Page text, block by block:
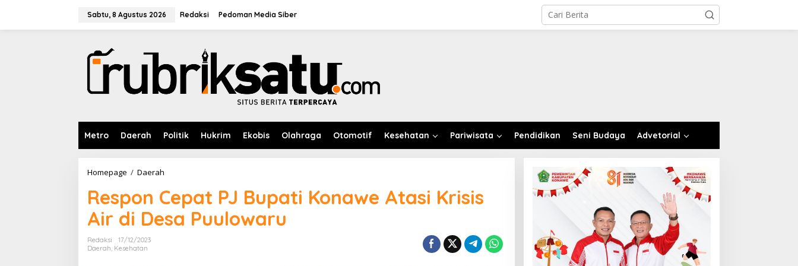
Sabtu, 8 Agustus 2026 Redaksi Pedoman Media Siber
Metro Daerah Politik Hukrim Ekobis Olahraga Otomotif Kesehatan Pariwisata Pendidikan Seni Budaya Advetorial
Homepage / Daerah
s
p
o
n
Respon Cepat PJ Bupati Konawe Atasi Krisis
Air di Desa Puulowaru
Redaksi
17/12/2023
Daerah Kesehatan